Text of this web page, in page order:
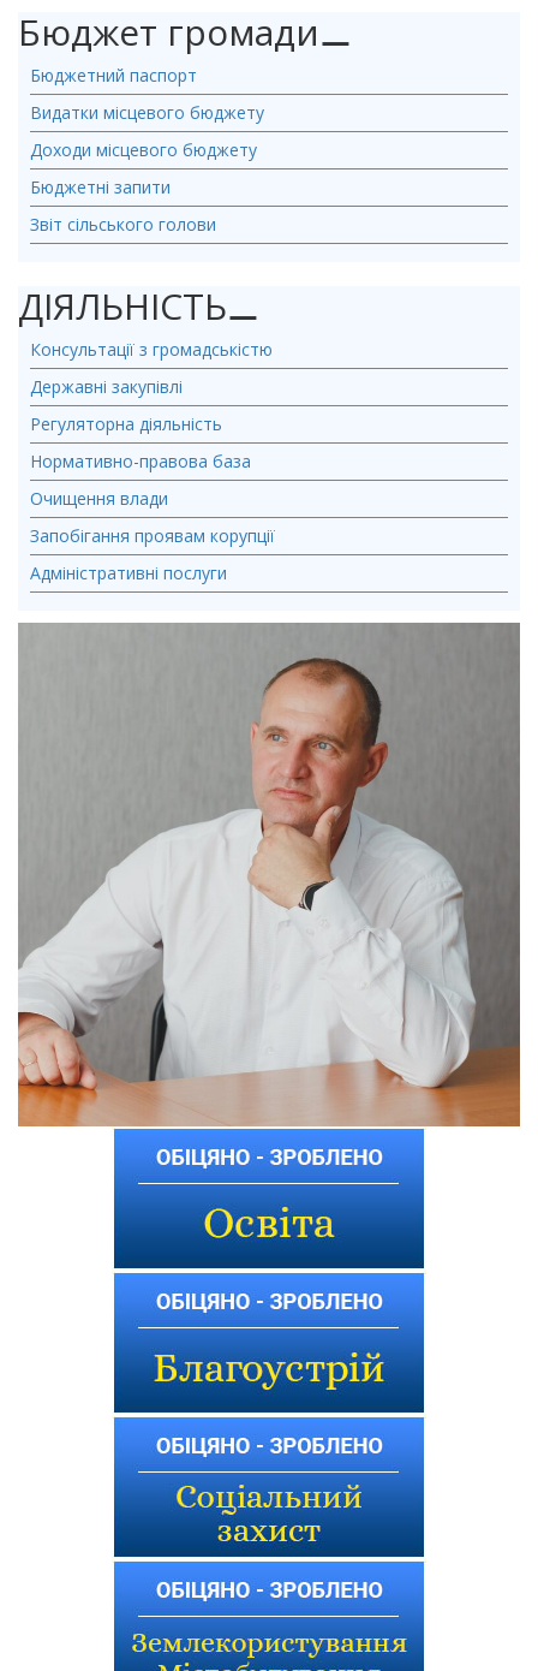
Бюджет громади⚊
Бюджетний паспорт
Видатки місцевого бюджету
Доходи місцевого бюджету
Бюджетні запити
Звіт сільського голови
ДІЯЛЬНІСТЬ⚊
Консультації з громадськістю
Державні закупівлі
Регуляторна діяльність
Нормативно-правова база
Очищення влади
Запобігання проявам корупції
Адміністративні послуги